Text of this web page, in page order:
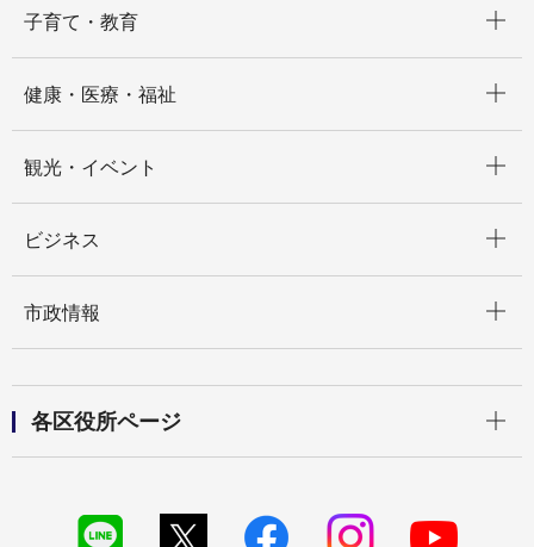
子育て・教育
健康・医療・福祉
観光・イベント
ビジネス
市政情報
各区役所ページ